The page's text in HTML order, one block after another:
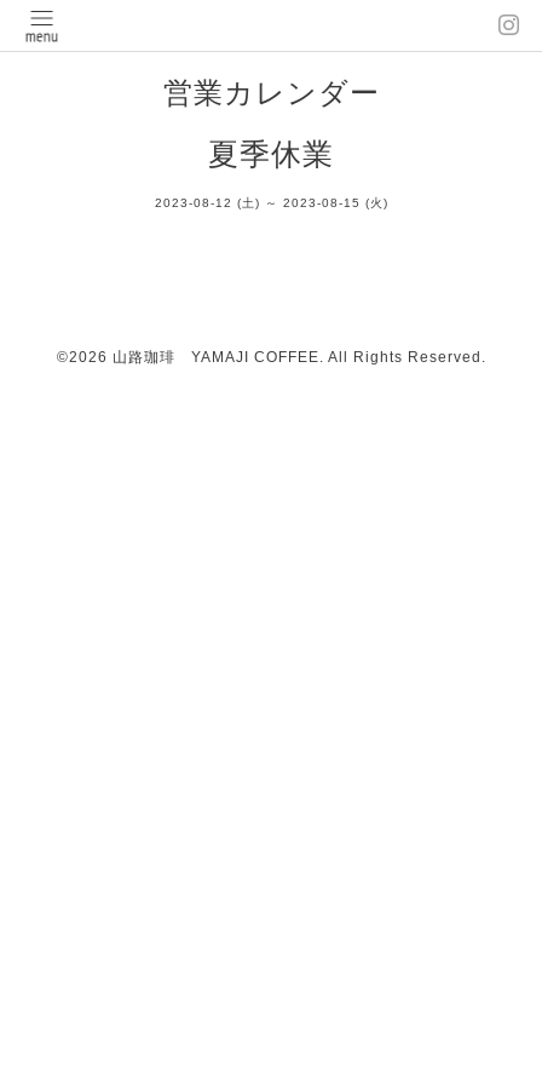
営業カレンダー
夏季休業
2023-08-12 (土) ～ 2023-08-15 (火)
©2026 山路珈琲 YAMAJI COFFEE. All Rights Reserved.